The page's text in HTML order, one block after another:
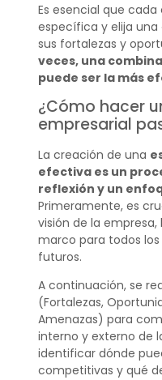
Es esencial que
específica y elija
sus fortalezas y
veces, una
puede ser la más
¿Cómo hacer
empresarial
La creación de una
efectiva es un
reflexión y un
Primeramente, es
visión de la
marco para todos
futuros.
A continuación, se
(Fortalezas,
Amenazas) para
interno y externo de
identificar dónde
competitivas y qué